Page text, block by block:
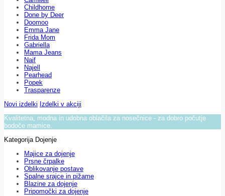
Childhome
Done by Deer
Doomoo
Emma Jane
Frida Mom
Gabriella
Mama Jeans
Naif
Najell
Pearhead
Popek
Trasparenze
Novi izdelki Izdelki v akciji
Kvalitetna, modna in udobna oblačila za nosečnice - za dobro počutje
bodoče mamice.
Kategorija Dojenje
Majice za dojenje
Prsne črpalke
Oblikovanje postave
Spalne srajce in pižame
Blazine za dojenje
Pripomočki za dojenje